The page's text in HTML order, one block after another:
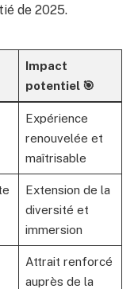
de 2025.
Impact
potentiel 🎯
Expérience
renouvelée et
maîtrisable
Extension de la
diversité et
immersion
Attrait renforcé
auprès de la